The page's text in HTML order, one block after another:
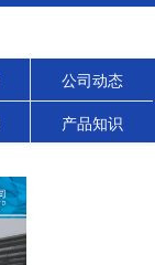
公司动态
产品知识